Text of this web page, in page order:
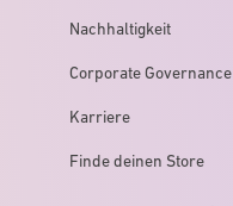
Nachhaltigkeit
Corporate Governance
Karriere
Finde deinen Store